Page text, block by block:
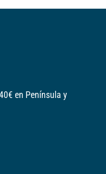
en Península y